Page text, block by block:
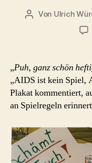
Beitragsautor
Von Ulrich
„Puh, ganz schön
„AIDS ist kein Spiel,
Plakat kommentiert,
an Spielregeln